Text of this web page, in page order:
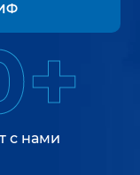
с нами